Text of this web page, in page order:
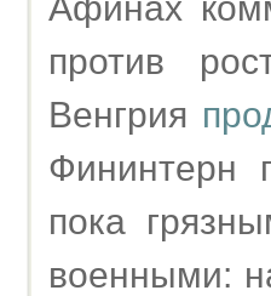
против
Венгрия
Фининтерн
пока
военными: